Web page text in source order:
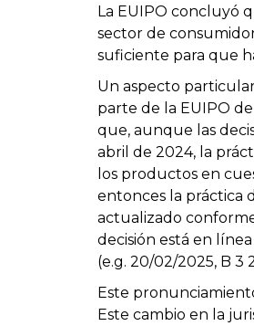
La EUIPO concluyó
sector de
suficiente para que
Un aspecto
parte de la EUIPO
que, aunque las
abril de 2024, la
los productos en
entonces la práctica
actualizado
decisión está en
(e.g. 20/02/2025, B 3
Este
Este cambio en la